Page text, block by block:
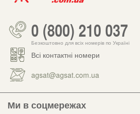
0 (800) 210 037
Безкоштовно для всіх номерів по Україні
Всі контактні номери
agsat@agsat.com.ua
Ми в соцмережах